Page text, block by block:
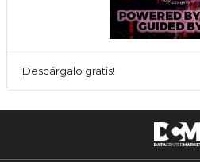
¡Descárgalo gratis!